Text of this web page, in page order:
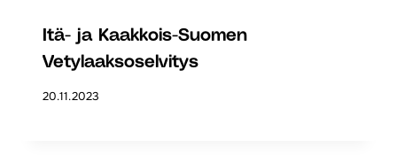
Itä- ja Kaakkois-Suomen
Vetylaaksoselvitys
20.11.2023